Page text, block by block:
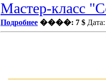
Мастер-класс
Подробнее ����: 7 $